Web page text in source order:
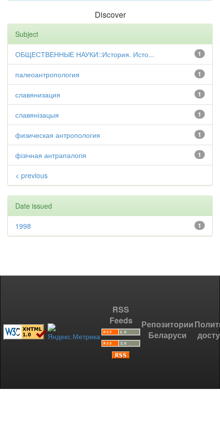
Discover
Subject
1
ОБЩЕСТВЕННЫЕ НАУКИ::История. Исто...
1
палеоантропология
1
славянизация
1
славянізацыя
1
физическая антропология
1
фізічная антрапалогія
< previous
Date issued
1
1998
RSS
Feeds
Репозитории
Беларуси